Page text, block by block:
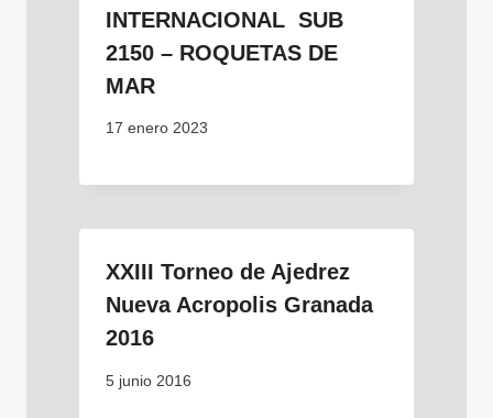
INTERNACIONAL SUB
2150 – ROQUETAS DE
MAR
17 enero 2023
XXIII Torneo de Ajedrez
Nueva Acropolis Granada
2016
5 junio 2016